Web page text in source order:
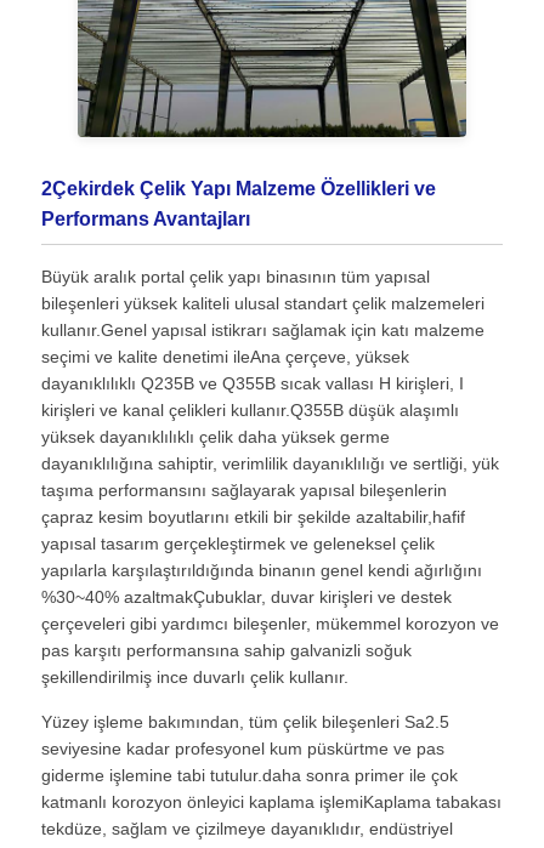
Haberler
Durumlar
blog
Bir İndirim İste
Prefabrik çelik yapı
Çelik yapı deposu
Çelik yapı atölyesi
Çelik yapı binası
Çelik yapı yapısı
Çelik çerçeve binası
Çelik yapı imalatı
2Çekirdek Çelik Yapı Malzeme Özellikleri ve
Performans Avantajları
Büyük aralık portal çelik yapı binasının tüm yapısal
bileşenleri yüksek kaliteli ulusal standart çelik malzemeleri
kullanır.Genel yapısal istikrarı sağlamak için katı malzeme
seçimi ve kalite denetimi ileAna çerçeve, yüksek
dayanıklılıklı Q235B ve Q355B sıcak vallası H kirişleri, I
kirişleri ve kanal çelikleri kullanır.Q355B düşük alaşımlı
yüksek dayanıklılıklı çelik daha yüksek germe
dayanıklılığına sahiptir, verimlilik dayanıklılığı ve sertliği, yük
taşıma performansını sağlayarak yapısal bileşenlerin
çapraz kesim boyutlarını etkili bir şekilde azaltabilir,hafif
yapısal tasarım gerçekleştirmek ve geleneksel çelik
yapılarla karşılaştırıldığında binanın genel kendi ağırlığını
%30~40% azaltmakÇubuklar, duvar kirişleri ve destek
çerçeveleri gibi yardımcı bileşenler, mükemmel korozyon ve
pas karşıtı performansına sahip galvanizli soğuk
şekillendirilmiş ince duvarlı çelik kullanır.
Yüzey işleme bakımından, tüm çelik bileşenleri Sa2.5
seviyesine kadar profesyonel kum püskürtme ve pas
giderme işlemine tabi tutulur.daha sonra primer ile çok
katmanlı korozyon önleyici kaplama işlemiKaplama tabakası
tekdüze, sağlam ve çizilmeye dayanıklıdır, endüstriyel